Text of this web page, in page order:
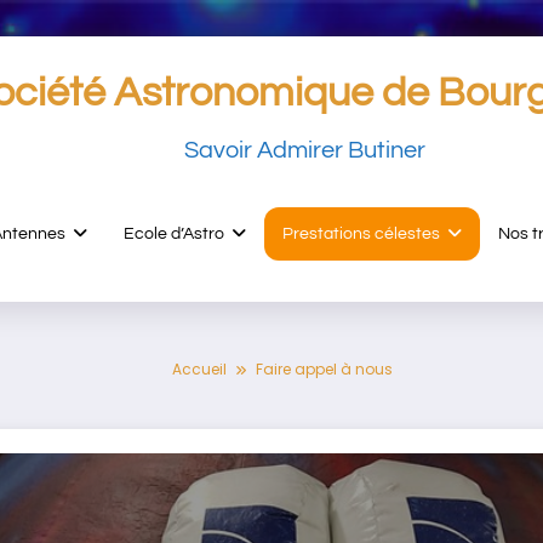
Astronomique de
Savoir Admirer Butiner
Ecole d’Astro Prestations célestes Nos
Accueil Faire appel à nous